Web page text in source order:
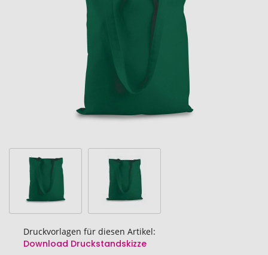
Druckvorlagen für diesen Artikel:
Download Druckstandskizze